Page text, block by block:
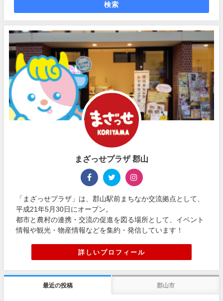
検索
まざっせプラザ 郡山
「まざっせプラザ」は、郡山駅前まちなか交流拠点として、
平成21年5月30日にオープン。
都市と農村の連携・交流の促進を図る場所として、イベント
情報や観光・物産情報などを集約・発信しています！
詳しいプロフィール
最近の投稿 郡山市